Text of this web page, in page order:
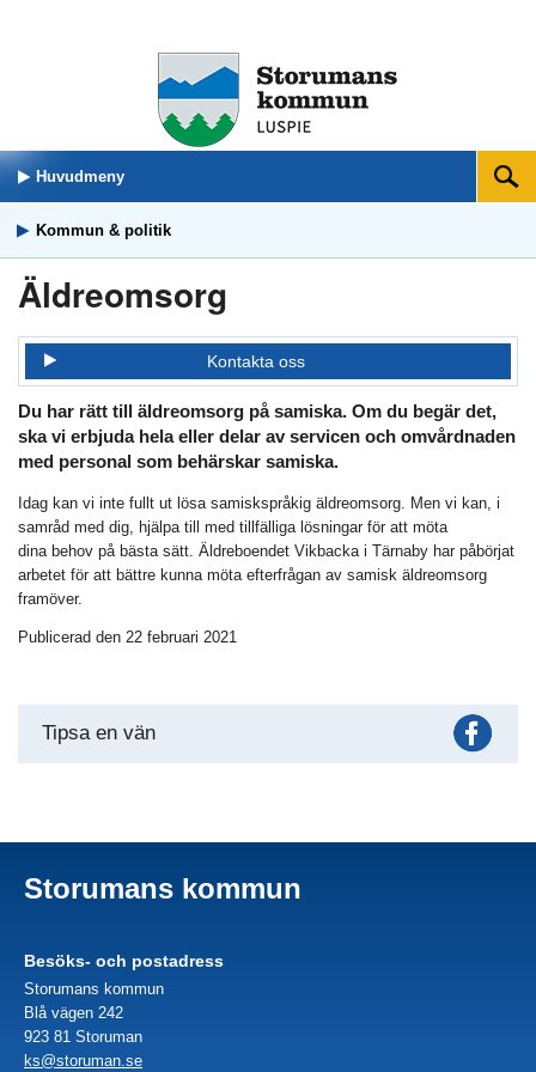
Huvudmeny Sök
Kommun & politik
Äldreomsorg
Kontakta oss
Du har rätt till äldreomsorg på samiska. Om du begär det,
ska vi erbjuda hela eller delar av servicen och omvårdnaden
med personal som behärskar samiska.
Idag kan vi inte fullt ut lösa samiskspråkig äldreomsorg. Men vi kan, i
samråd med dig, hjälpa till med tillfälliga lösningar för att möta
dina behov på bästa sätt. Äldreboendet Vikbacka i Tärnaby har påbörjat
arbetet för att bättre kunna möta efterfrågan av samisk äldreomsorg
framöver.
Publicerad den 22 februari 2021
Tipsa en vän
Storumans kommun
Besöks- och postadress
Storumans kommun
Blå vägen 242
923 81 Storuman
ks@storuman.se